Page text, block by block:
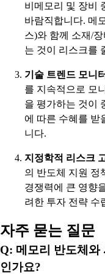
비메모리 및 장비
바람직합니다. 메
스)와 함께 소재/
는 것이 리스크를
기술 트렌드 모니
를 지속적으로 모
을 평가하는 것이
에 따른 수혜를 받
니다.
지정학적 리스크
의 반도체 지원 정
경쟁력에 큰 영향
려한 투자 전략 수
자주 묻는 질문
Q: 메모리 반도체와
인가요?